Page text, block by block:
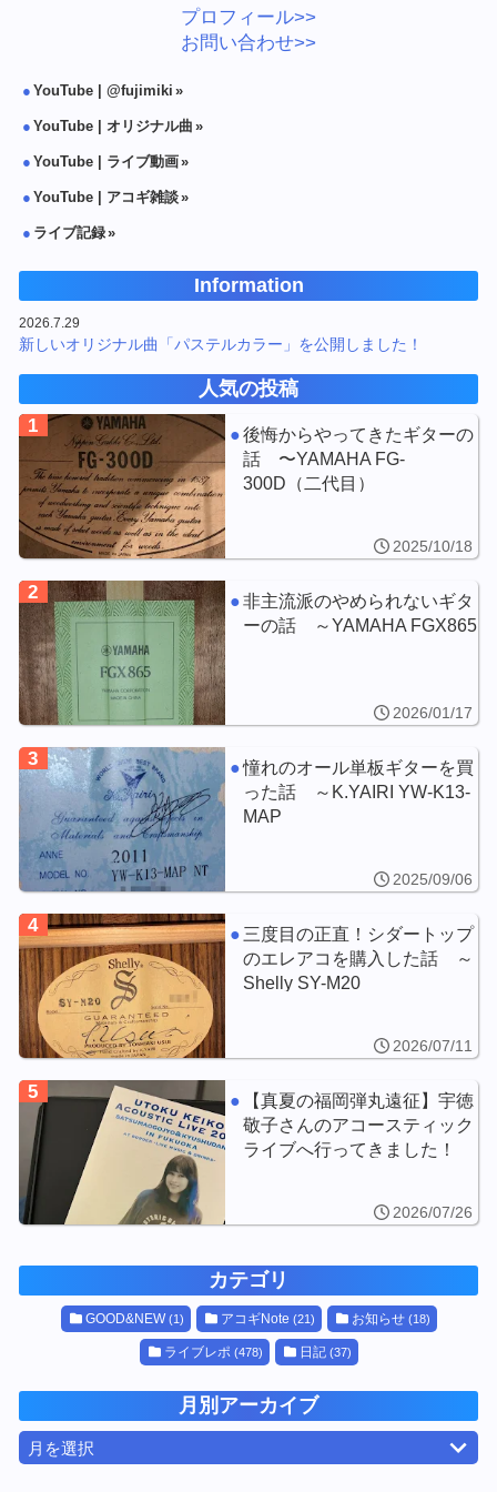
プロフィール>>
お問い合わせ>>
YouTube | @fujimiki
YouTube | オリジナル曲
YouTube | ライブ動画
YouTube | アコギ雑談
ライブ記録
Information
2026.7.29
新しいオリジナル曲「パステルカラー」を公開しました！
人気の投稿
1
後悔からやってきたギターの
話 〜YAMAHA FG-
300D（二代目）
2025/10/18
2
非主流派のやめられないギタ
ーの話 ～YAMAHA FGX865
2026/01/17
3
憧れのオール単板ギターを買
った話 ～K.YAIRI YW-K13-
MAP
2025/09/06
4
三度目の正直！シダートップ
のエレアコを購入した話 ～
Shelly SY-M20
2026/07/11
5
【真夏の福岡弾丸遠征】宇徳
敬子さんのアコースティック
ライブへ行ってきました！
2026/07/26
カテゴリ
GOOD&NEW (1) アコギNote (21) お知らせ (18)
ライブレポ (478) 日記 (37)
月別アーカイブ
月を選択